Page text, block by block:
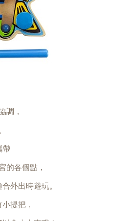
調，
帶
的各個點，
外出時遊玩。
提把，